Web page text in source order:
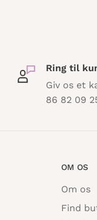
Ring til
Giv os et
86 82 09
OM OS
Om os
Find